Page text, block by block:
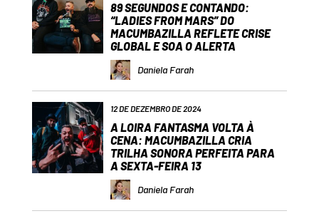
89 SEGUNDOS E CONTANDO:
“LADIES FROM MARS” DO
MACUMBAZILLA REFLETE CRISE
GLOBAL E SOA O ALERTA
Daniela Farah
12 DE DEZEMBRO DE 2024
A LOIRA FANTASMA VOLTA À
CENA: MACUMBAZILLA CRIA
TRILHA SONORA PERFEITA PARA
A SEXTA-FEIRA 13
Daniela Farah